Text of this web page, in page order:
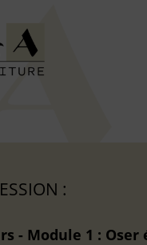
:
- Module 1 : Oser